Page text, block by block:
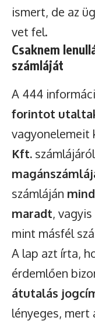
ismert, de az
vet fel.
Csaknem
számláját
A 444
forintot
vagyonelemeit
Kft. számlájáról
számláján
maradt,
mint másfél
A lap azt írta,
érdemlően
átutalás
lényeges, mert